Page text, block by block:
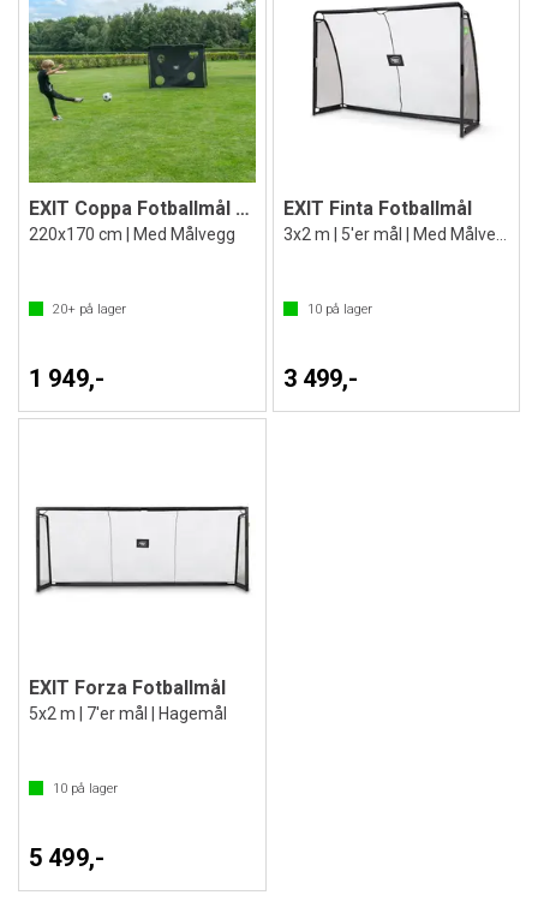
EXIT Coppa Fotballmål ECO
220x170 cm | Med Målvegg
20+ på lager
1 949,-
EXIT Finta Fotballmål
10på lager
3 499,-
EXIT Forza Fotballmål
5x2 m | 7'er mål | Hagemål
10 på lager
5 499,-